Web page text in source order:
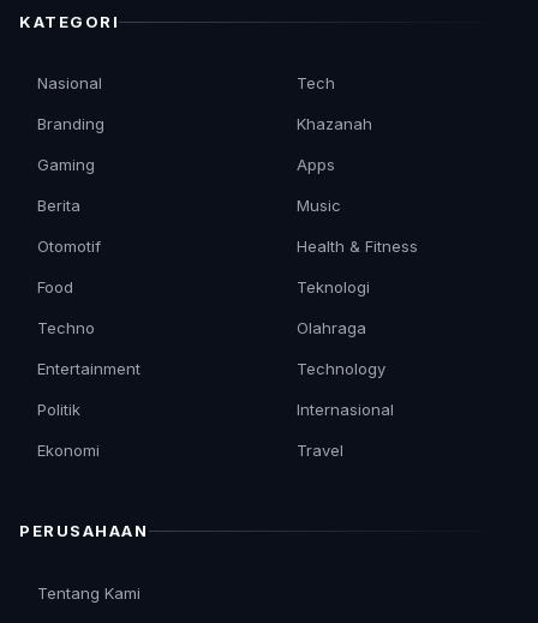
KATEGORI
Nasional
Branding
Gaming
Berita
Otomotif
Tech
Khazanah
Apps
Music
Health & Fitness
Food
Techno
Entertainment
Politik
Ekonomi
Teknologi
Olahraga
Technology
Internasional
Travel
PERUSAHAAN
Tentang Kami